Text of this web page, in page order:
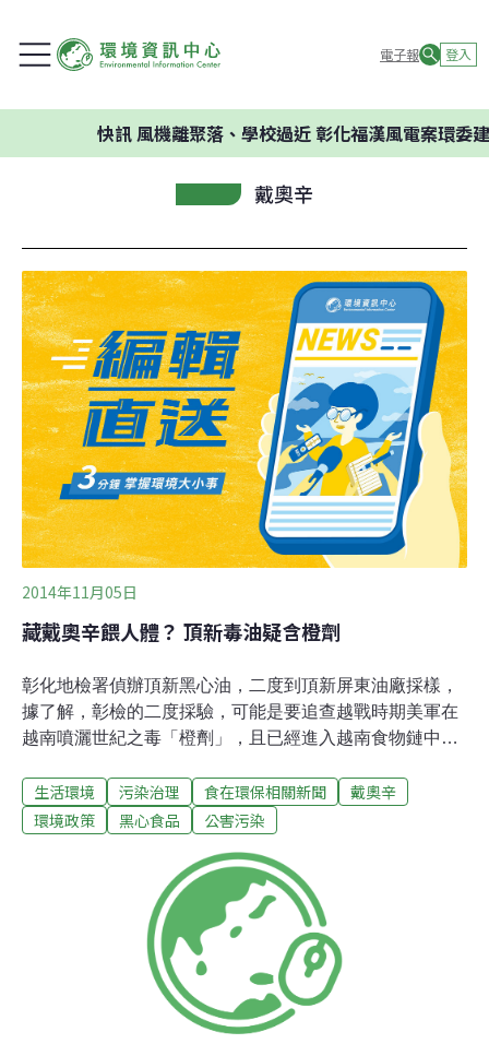
電子報 登入
風機離聚落、學校過近 彰化福漢風電案環委建議不應
戴奧辛
2014年11月05日
藏戴奧辛餵人體？ 頂新毒油疑含橙劑
彰化地檢署偵辦頂新黑心油，二度到頂新屏東油廠採樣，
據了解，彰檢的二度採驗，可能是要追查越戰時期美軍在
越南噴灑世紀之毒「橙劑」，且已經進入越南食物鏈中，
藥署檢驗，是否含橙劑，近期可望揭曉。橙劑含有劇毒戴
奧辛，半衰期可長達40年，進到食物鏈，不論豬 、牛、人
灣人對「越南茶葉」避之惟恐不及的原因。彰化縣衛生局
長葉彥伯指出，橙劑所含成分如果是戴奧辛，就會汙染土
壤並進入食物鏈，積存在動物的脂肪，則不排除可能透過
飼料油進口，進到台灣。食藥署研究檢驗組長陳惠芳第一
時間面對記者詢問時，說沒收到通知，晚間被二度追問時
才說，10月以來陸續收到檢方送驗的油，並按照指示檢
驗，一有結果就馬上會回傳給檢調，因為是偵辦案件，她
生活環境 污染治理 食在環保相關新聞
戴奧辛
環境政策
黑心食品 公害污染